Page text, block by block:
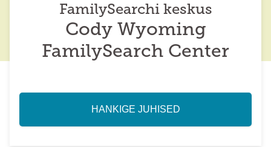
FamilySearchi keskus
Cody Wyoming
FamilySearch Center
HANKIGE JUHISED